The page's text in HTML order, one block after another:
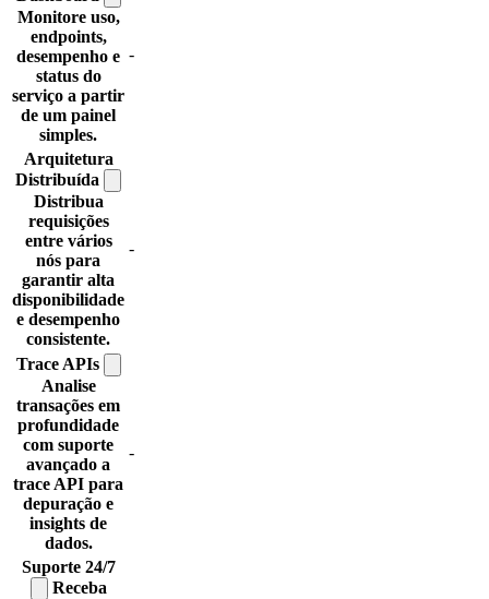
Monitore uso,
endpoints,
desempenho e
status do
serviço a partir
de um painel
simples.
-
Arquitetura
Distribuída
Distribua
requisições
entre vários
nós para
garantir alta
disponibilidade
e desempenho
consistente.
-
Trace APIs
Analise
transações em
profundidade
com suporte
avançado a
trace API para
depuração e
insights de
dados.
-
Suporte 24/7
Receba